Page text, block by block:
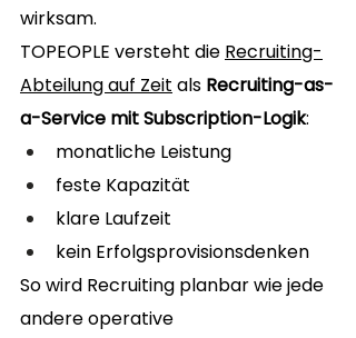
wirksam.
TOPEOPLE versteht die Recruiting-
Abteilung auf Zeit als Recruiting-as-
a-Service mit Subscription-Logik:
monatliche Leistung
feste Kapazität
klare Laufzeit
kein Erfolgsprovisionsdenken
So wird Recruiting planbar wie jede
andere operative